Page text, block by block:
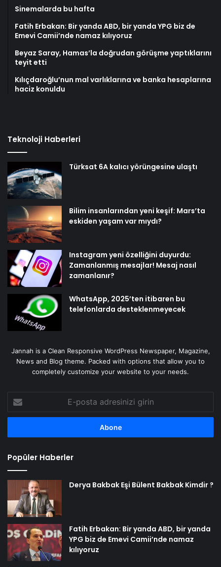
Sinemalarda bu hafta
Fatih Erbakan: Bir yanda ABD, bir yanda YPG biz de
Emevi Camii’nde namaz kılıyoruz
Beyaz Saray, Hamas’la doğrudan görüşme yaptıklarını
teyit etti
Kılıçdaroğlu’nun mal varlıklarına ve banka hesaplarına
haciz konuldu
Teknoloji Haberleri
Türksat 6A kalıcı yörüngesine ulaştı
Bilim insanlarından yeni keşif: Mars’ta
eskiden yaşam var mıydı?
Instagram yeni özelliğini duyurdu:
Zamanlanmış mesajlar! Mesaj nasıl
zamanlanır?
WhatsApp, 2025’ten itibaren bu
telefonlarda desteklenmeyecek
Jannah is a Clean Responsive WordPress Newspaper, Magazine,
News and Blog theme. Packed with options that allow you to
completely customize your website to your needs.
posta
adresinizi
Popüler Haberler
Derya Bakbak Eşi Bülent Bakbak Kimdir ?
Fatih Erbakan: Bir yanda ABD, bir yanda
YPG biz de Emevi Camii’nde namaz
kılıyoruz